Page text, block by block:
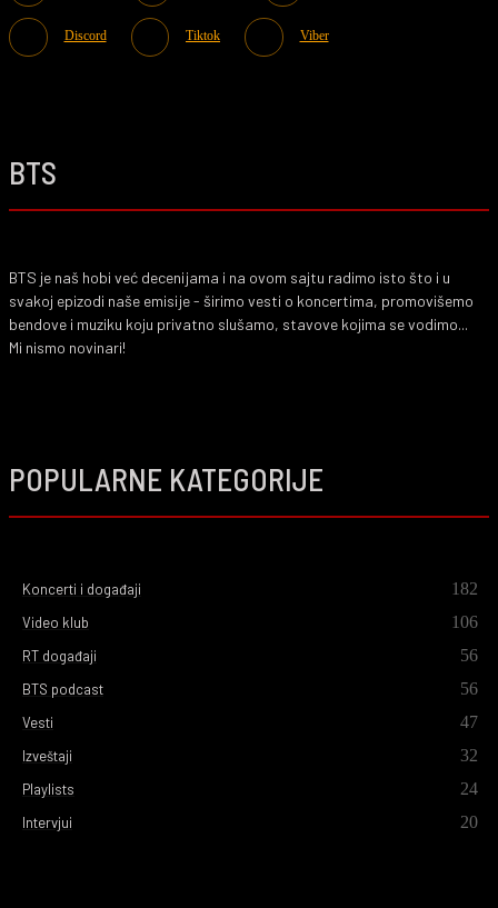
Discord Tiktok Viber
BTS
BTS je naš hobi već decenijama i na ovom sajtu radimo isto što i u
svakoj epizodi naše emisije - širimo vesti o koncertima, promovišemo
bendove i muziku koju privatno slušamo, stavove kojima se vodimo...
Mi nismo novinari!
POPULARNE KATEGORIJE
Koncerti i događaji 182
Video klub 106
RT događaji 56
BTS podcast 56
Vesti 47
Izveštaji 32
Playlists 24
Intervjui 20